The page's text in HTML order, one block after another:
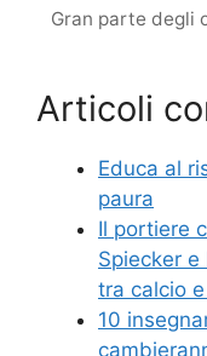
Gran parte degli
Articoli
Educa al
paura
Il portiere
Spiecker
tra calcio
10